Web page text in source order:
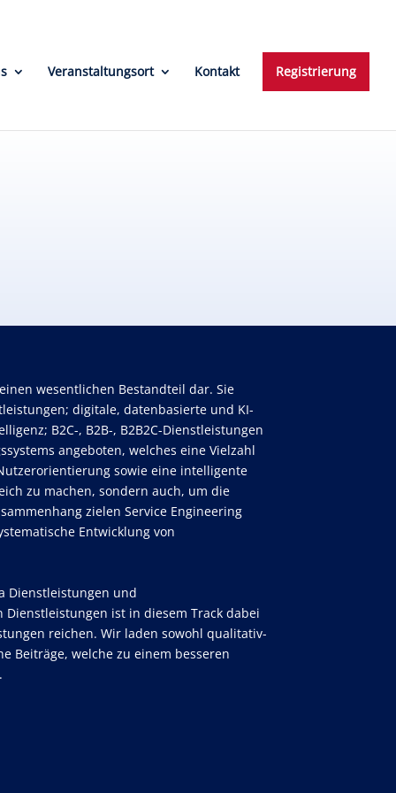
Veranstaltungsort Kontakt Registrierung
wesentlichen Bestandteil dar. Sie
digitale, datenbasierte und KI-
B2C-, B2B-, B2B2C-Dienstleistungen
angeboten, welches eine Vielzahl
sowie eine intelligente
zu machen, sondern auch, um die
zielen Service Engineering
Entwicklung von
Dienstleistungen und
Dienstleistungen ist in diesem Track dabei
reichen. Wir laden sowohl qualitativ-
Beiträge, welche zu einem besseren